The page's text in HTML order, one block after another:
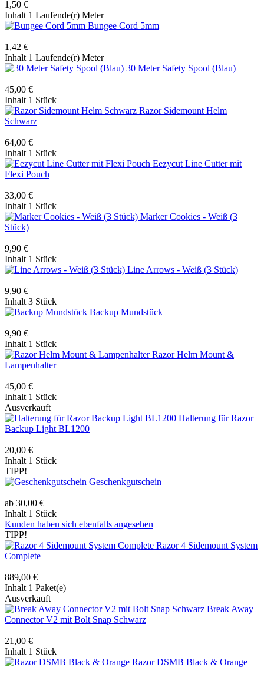
1,50 €
Inhalt 1 Laufende(r) Meter
Bungee Cord 5mm
1,42 €
Inhalt 1 Laufende(r) Meter
30 Meter Safety Spool (Blau)
45,00 €
Inhalt 1 Stück
Razor Sidemount Helm
Schwarz
64,00 €
Inhalt 1 Stück
Eezycut Line Cutter mit
Flexi Pouch
33,00 €
Inhalt 1 Stück
Marker Cookies - Weiß (3
Stück)
9,90 €
Inhalt 1 Stück
Line Arrows - Weiß (3 Stück)
9,90 €
Inhalt 3 Stück
Backup Mundstück
9,90 €
Inhalt 1 Stück
Razor Helm Mount &
Lampenhalter
45,00 €
Inhalt 1 Stück
Ausverkauft
Halterung für Razor
Backup Light BL1200
20,00 €
Inhalt 1 Stück
TIPP!
Geschenkgutschein
ab 30,00 €
Inhalt 1 Stück
Kunden haben sich ebenfalls angesehen
TIPP!
Razor 4 Sidemount System
Complete
889,00 €
Inhalt 1 Paket(e)
Ausverkauft
Break Away
Connector V2 mit Bolt Snap Schwarz
21,00 €
Inhalt 1 Stück
Razor DSMB Black & Orange